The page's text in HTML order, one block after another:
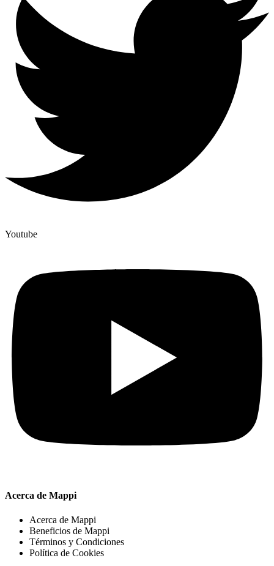
Youtube
Acerca de Mappi
Acerca de Mappi
Beneficios de Mappi
Términos y Condiciones
Política de Cookies